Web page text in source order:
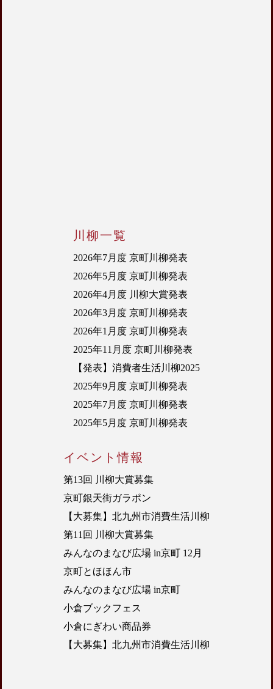
イベント情報
第13回 川柳大賞募集
京町銀天街ガラポン
【大募集】北九州市消費生活川柳
第11回 川柳大賞募集
みんなのまなび広場 in京町 12月
京町とほほん市
みんなのまなび広場 in京町
小倉ブックフェス
小倉にぎわい商品券
【大募集】北九州市消費生活川柳
川柳一覧
2026年7月度 京町川柳発表
2026年5月度 京町川柳発表
2026年4月度 川柳大賞発表
2026年3月度 京町川柳発表
2026年1月度 京町川柳発表
2025年11月度 京町川柳発表
【発表】消費者生活川柳2025
2025年9月度 京町川柳発表
2025年7月度 京町川柳発表
2025年5月度 京町川柳発表